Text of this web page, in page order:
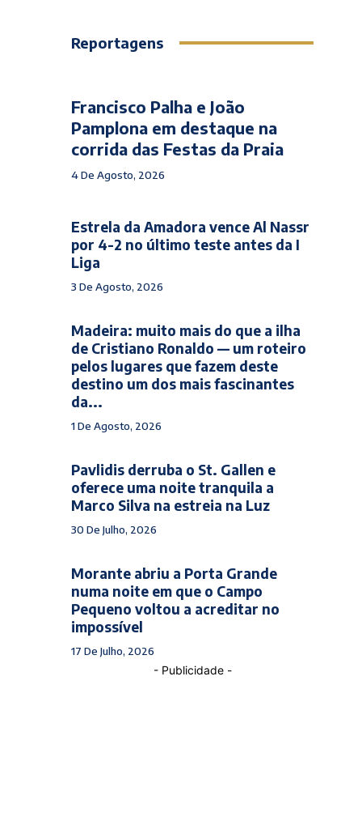
Reportagens
Francisco Palha e João
Pamplona em destaque na
corrida das Festas da Praia
4 De Agosto, 2026
Estrela da Amadora vence Al Nassr
por 4-2 no último teste antes da I
Liga
3 De Agosto, 2026
Madeira: muito mais do que a ilha
de Cristiano Ronaldo — um roteiro
pelos lugares que fazem deste
destino um dos mais fascinantes
da...
1 De Agosto, 2026
Pavlidis derruba o St. Gallen e
oferece uma noite tranquila a
Marco Silva na estreia na Luz
30 De Julho, 2026
Morante abriu a Porta Grande
numa noite em que o Campo
Pequeno voltou a acreditar no
impossível
17 De Julho, 2026
- Publicidade -